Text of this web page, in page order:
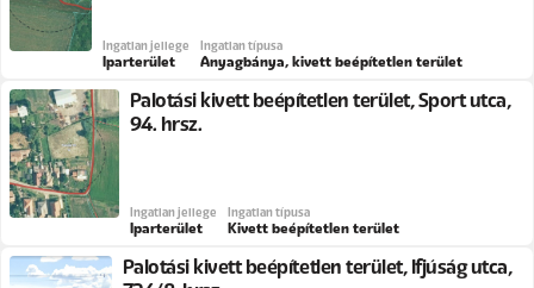
Ingatlan jellege
Iparterület
Ingatlan típusa
Anyagbánya, kivett beépítetlen terület
Palotási kivett beépítetlen terület, Sport utca,
94. hrsz.
Ingatlan jellege
Iparterület
Ingatlan típusa
Kivett beépítetlen terület
Palotási kivett beépítetlen terület, Ifjúság utca,